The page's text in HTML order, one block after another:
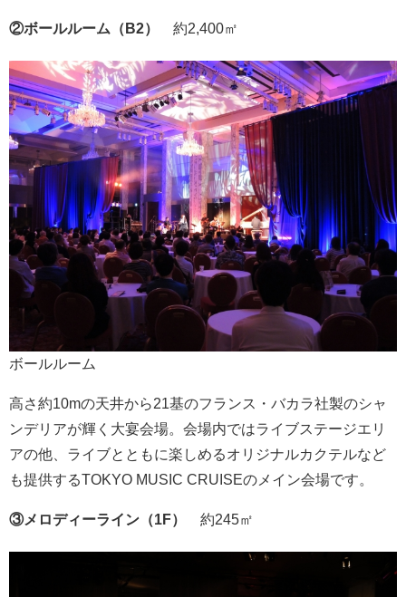
②ボールルーム（B2） 約2,400㎡
ボールルーム
高さ約10mの天井から21基のフランス・バカラ社製のシャ
ンデリアが輝く大宴会場。会場内ではライブステージエリ
アの他、ライブとともに楽しめるオリジナルカクテルなど
も提供するTOKYO MUSIC CRUISEのメイン会場です。
③メロディーライン（1F） 約245㎡